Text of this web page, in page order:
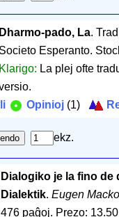
Dharmo-pado, La.
Societo Esperanto.
Klarigo: La plej ofte
Opinioj (1)
ekz.
Dialogiko je la fino de
Dialektik. Eugen Macko
476 paĝoj. Prezo: